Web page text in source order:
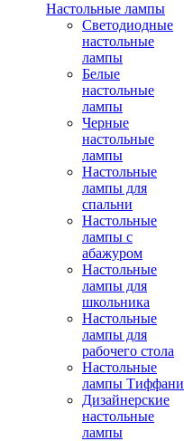
Настольные лампы
Светодиодные
настольные
лампы
Белые
настольные
лампы
Черные
настольные
лампы
Настольные
лампы для
спальни
Настольные
лампы с
абажуром
Настольные
лампы для
школьника
Настольные
лампы для
рабочего стола
Настольные
лампы Тиффани
Дизайнерские
настольные
лампы